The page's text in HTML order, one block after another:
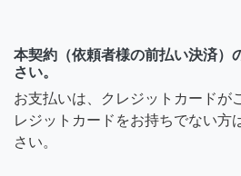
本契約（依頼者様の前払い決済）
さい。
お支払いは、クレジットカードが
レジットカードをお持ちでない方
さい。